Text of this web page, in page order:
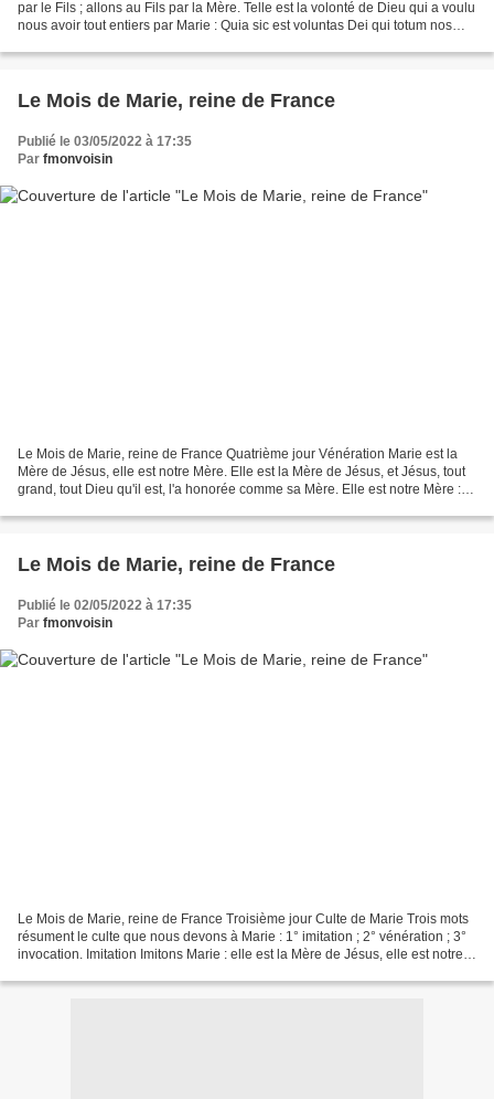
par le Fils ; allons au Fils par la Mère. Telle est la volonté de Dieu qui a voulu
nous avoir tout entiers par Marie : Quia sic est voluntas Dei qui totum nos
Le Mois de Marie, reine de France
Publié le 03/05/2022 à 17:35
Par fmonvoisin
Le Mois de Marie, reine de France Quatrième jour Vénération Marie est la
Mère de Jésus, elle est notre Mère. Elle est la Mère de Jésus, et Jésus, tout
grand, tout Dieu qu'il est, l'a honorée comme sa Mère. Elle est notre Mère :
Le Mois de Marie, reine de France
Publié le 02/05/2022 à 17:35
Par fmonvoisin
Le Mois de Marie, reine de France Troisième jour Culte de Marie Trois mots
résument le culte que nous devons à Marie : 1° imitation ; 2° vénération ; 3°
invocation. Imitation Imitons Marie : elle est la Mère de Jésus, elle est notre